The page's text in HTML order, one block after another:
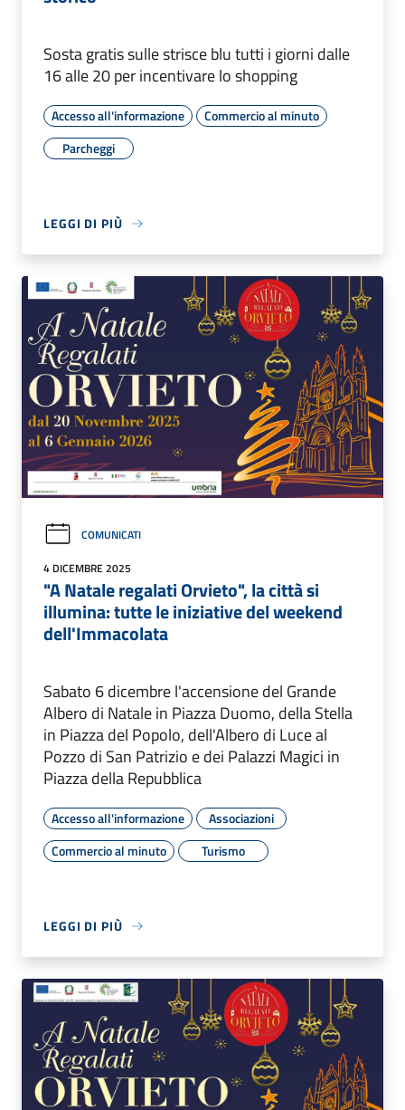
Sosta gratis sulle strisce blu tutti i giorni dalle
16 alle 20 per incentivare lo shopping
Accesso all'informazione
Commercio al minuto
Parcheggi
LEGGI DI PIÙ
COMUNICATI
4 DICEMBRE 2025
"A Natale regalati Orvieto", la città si
illumina: tutte le iniziative del weekend
dell'Immacolata
Sabato 6 dicembre l'accensione del Grande
Albero di Natale in Piazza Duomo, della Stella
in Piazza del Popolo, dell'Albero di Luce al
Pozzo di San Patrizio e dei Palazzi Magici in
Piazza della Repubblica
Accesso all'informazione
Associazioni
Commercio al minuto
Turismo
LEGGI DI PIÙ